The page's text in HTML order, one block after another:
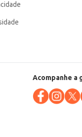
Acompanhe a